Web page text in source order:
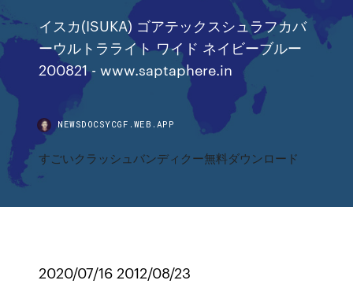
イスカ(ISUKA) ゴアテックスシュラフカバ
ーウルトラライト ワイド ネイビーブルー
200821 - www.saptaphere.in
NEWSDOCSYCGF.WEB.APP
すごいクラッシュバンディクー無料ダウンロード
2020/07/16 2012/08/23